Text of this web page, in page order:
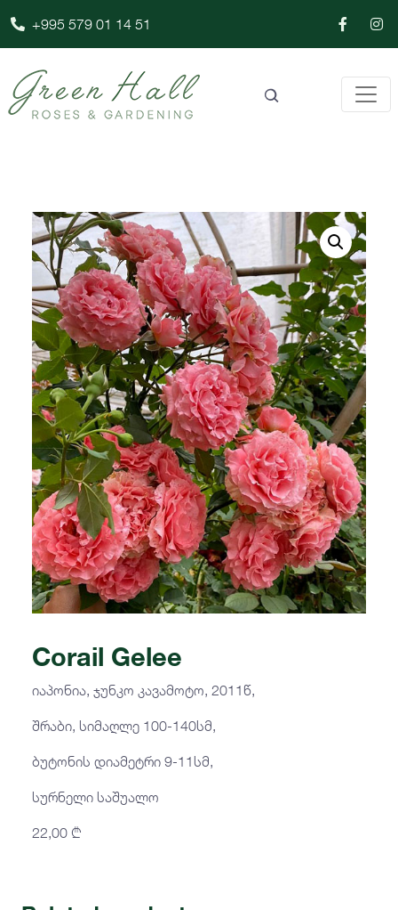
+995 579 01 14 51
Corail Gelee
იაპონია, ჯუნკო კავამოტო, 2011წ,
შრაბი, სიმაღლე 100-140სმ,
ბუტონის დიამეტრი 9-11სმ,
სურნელი საშუალო
22,00 ₾